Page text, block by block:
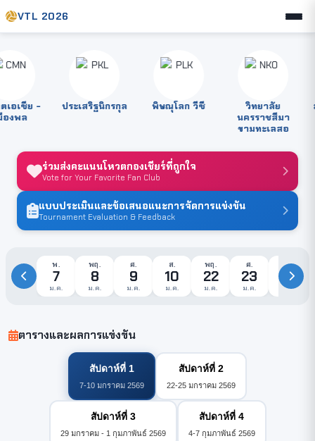
VTL 2026
เซีย -
พล
ประเสริฐนิกรกุล พิษณุโลก วีซี
วิทยาลัย
นครราชสีมา
ขามทะเลสอ
ร่วมส่งคะแนนโหวตกองเชียร์ที่ถูกใจ
Vote for Your Favorite Fan Club
แบบประเมินและข้อเสนอแนะการจัดการแข่งขัน
Tournament Evaluation & Feedback
พ.
7
ม.ค.
พฤ.
8
ม.ค.
ศ.
9
ม.ค.
ส.
10
ม.ค.
พฤ.
22
ม.ค.
ศ.
23
ม.ค.
ส.
24
ม.ค.
ตารางและผลการแข่งขัน
สัปดาห์ที่ 1
7-10 มกราคม 2569
สัปดาห์ที่ 2
22-25 มกราคม 2569
สัปดาห์ที่ 3
29 มกราคม - 1 กุมภาพันธ์ 2569
สัปดาห์ที่ 4
4-7 กุมภาพันธ์ 2569